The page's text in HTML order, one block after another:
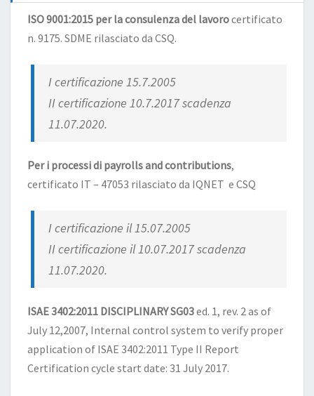
ISO 9001:2015 per la consulenza del lavorocertificato
n. 9175. SDME rilasciato da CSQ.
I certificazione 15.7.2005
II certificazione 10.7.2017 scadenza
11.07.2020.
Per i processi di payrolls and contributions,
certificato IT – 47053 rilasciato da IQNET e CSQ
I certificazione il 15.07.2005
II certificazione il 10.07.2017 scadenza
11.07.2020.
ISAE 3402:2011 DISCIPLINARY SG03ed. 1, rev. 2 as of
July 12,2007, Internal control system to verify proper
application of ISAE 3402:2011 Type II Report
Certification cycle start date: 31 July 2017.